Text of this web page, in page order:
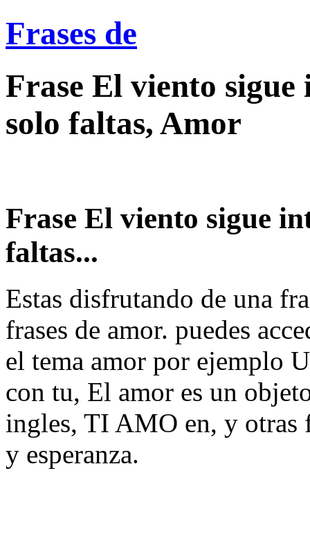
Frases de
Frase El viento
solo faltas, Amor
Frase El viento sigue
faltas...
Estas disfrutando de una
frases de amor. puedes
el tema amor por ejemplo
con tu, El amor es un
ingles, TI AMO en, y otras
y esperanza.